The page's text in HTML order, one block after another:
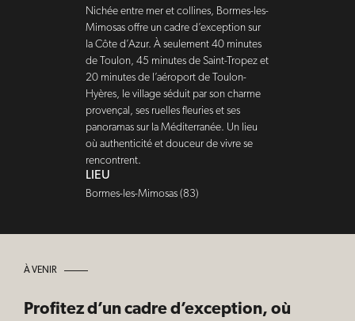
À VENIR
Profitez d’un cadre d’exception, où
Nichée entre mer et collines, Bormes-les-
Mimosas offre un cadre d’exception sur
la Côte d’Azur. À seulement 40 minutes
de Toulon, 45 minutes de Saint-Tropez et
20 minutes de l’aéroport de Toulon-
Hyères, le village séduit par son charme
provençal, ses ruelles fleuries et ses
panoramas sur la Méditerranée. Un lieu
où authenticité et douceur de vivre se
rencontrent.
LIEU
Bormes-les-Mimosas (83)